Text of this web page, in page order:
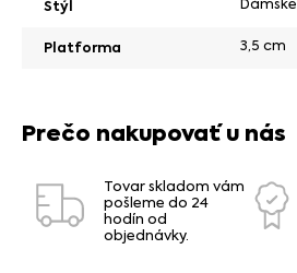
Štýl
Platforma 3,5 cm
Prečo nakupovať u nás
Tovar skladom vám
pošleme do 24
hodín od
objednávky.